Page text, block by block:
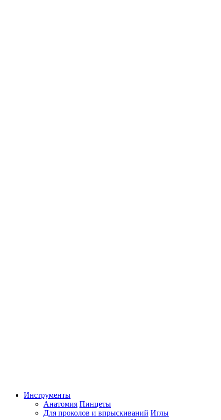
Инструменты
Анатомия Пинцеты
Для проколов и впрыскиваний Иглы